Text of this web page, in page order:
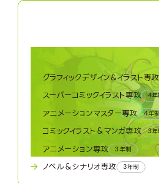
グラフィックデザイン&イラスト専攻
スーパーコミックイラスト専攻 4
アニメーションマスター専攻 4年
コミックイラスト＆マンガ専攻 3
アニメーション専攻 3年制
ノベル＆シナリオ専攻 3年制